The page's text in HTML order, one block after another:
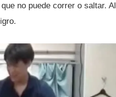
no puede correr o saltar. Al